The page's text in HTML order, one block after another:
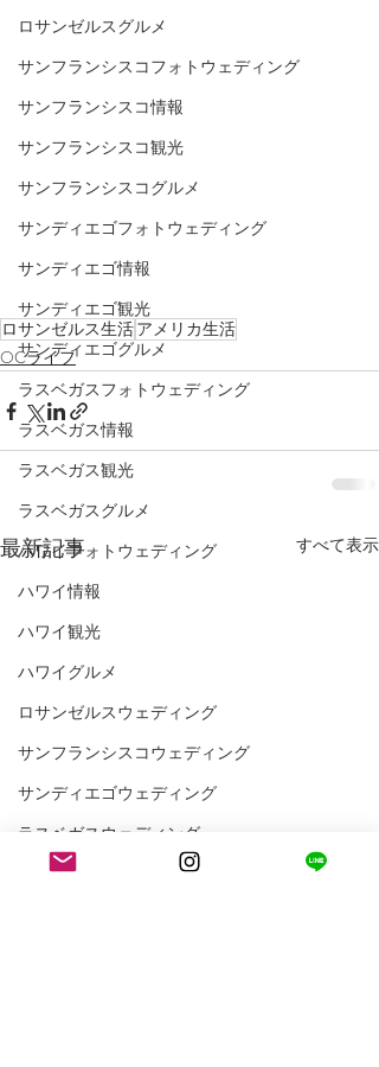
ロサンゼルスグルメ
サンフランシスコフォトウェディング
サンフランシスコ情報
サンフランシスコ観光
サンフランシスコグルメ
サンディエゴフォトウェディング
サンディエゴ情報
サンディエゴ観光
サンディエゴグルメ
ラスベガスフォトウェディング
ラスベガス情報
ラスベガス観光
ラスベガスグルメ
ハワイフォトウェディング
ハワイ情報
ハワイ観光
ハワイグルメ
ロサンゼルスウェディング
サンフランシスコウェディング
サンディエゴウェディング
ラスベガスウェディング
ハワイウェディング
ロサンゼルス生活アメリカ生活
OCライフ
最新記事 すべて表示